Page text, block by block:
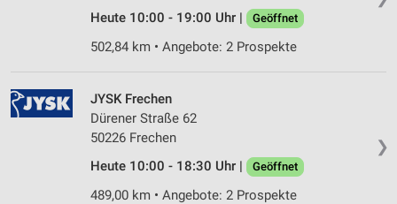
Heute 10:00 - 19:00 Uhr |
Geöffnet
502,84 km • Angebote: 2 Prospekte
❯
JYSK Frechen
Dürener Straße 62
50226 Frechen
Heute 10:00 - 18:30 Uhr |
Geöffnet
489,00 km • Angebote: 2 Prospekte
Wir nutzen Ihre Daten für folgende Zwecke:
IAB-Verarbeitungszwecke:
Verwendung reduzierter Daten zur Auswahl von
Werbeanzeigen
Erstellung von Profilen für personalisierte